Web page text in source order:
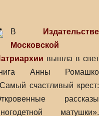
В
Издательстве
Московской
вышла в свет
Анны Ромашко
счастливый крест:
рассказы
матушки».